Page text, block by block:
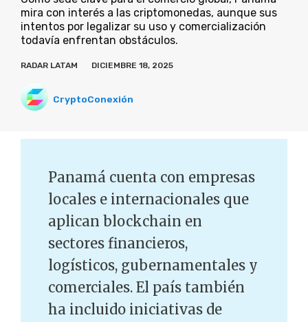
mira con interés a las criptomonedas, aunque sus
intentos por legalizar su uso y comercialización
todavía enfrentan obstáculos.
RADAR LATAM DICIEMBRE 18, 2025
CryptoConexión
Panamá cuenta con empresas
locales e internacionales que
aplican blockchain en
sectores financieros,
logísticos, gubernamentales y
comerciales. El país también
ha incluido iniciativas de